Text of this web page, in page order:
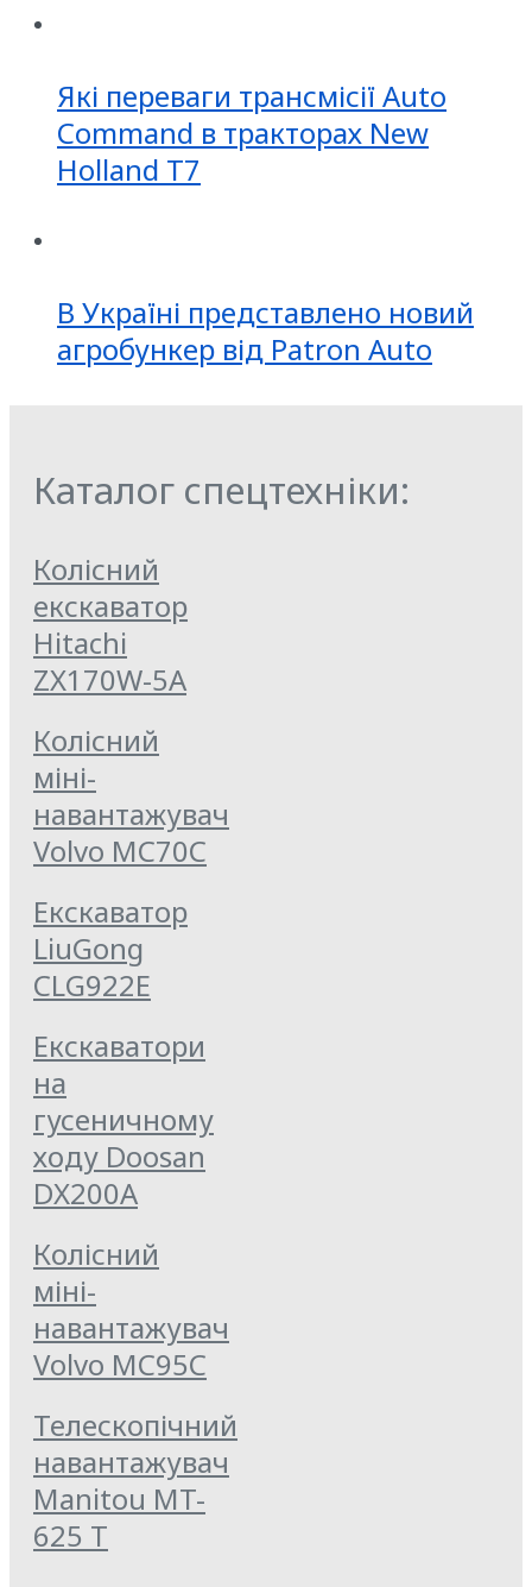
Які переваги трансмісії Auto
Command в тракторах New
Holland T7
В Україні представлено новий
агробункер від Patron Auto
Каталог спецтехніки:
Колісний
екскаватор
Hitachi
ZX170W-5A
Колісний
міні-
навантажувач
Volvo MC70C
Екскаватор
LiuGong
CLG922E
Екскаватори
на
гусеничному
ходу Doosan
DX200А
Колісний
міні-
навантажувач
Volvo MC95C
Телескопічний
навантажувач
Manitou MT-
625 T